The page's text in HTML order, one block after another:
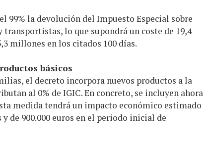
99% la devolución del Impuesto Especial sobre
lo que supondrá un coste de 19,4
millones en los citados 100 días.
básicos
el decreto incorpora nuevos productos a la
al 0% de IGIC. En concreto, se incluyen ahora
medida tendrá un impacto económico estimado
de 900.000 euros en el periodo inicial de